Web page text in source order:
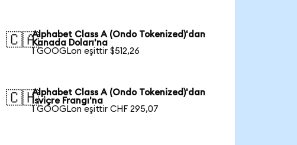
🇨🇦Alphabet Class A (Ondo Tokenized)'dan
Kanada Doları'na
1 GOOGLon eşittir $512,26
🇨🇭Alphabet Class A (Ondo Tokenized)'dan
İsviçre Frangı'na
1 GOOGLon eşittir CHF 295,07